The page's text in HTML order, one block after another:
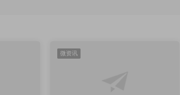
微资讯